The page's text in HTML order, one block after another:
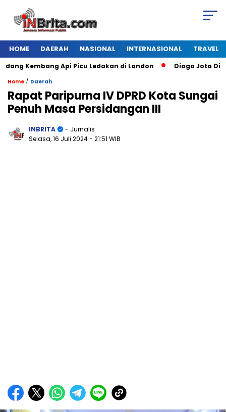
HOME DAERAH NASIONAL INTERNASIONAL TRAVEL
Kembang Api Picu Ledakan di London Diogo Jota Dies in
Home / Daerah
Rapat Paripurna IV DPRD Kota Sungai
Penuh Masa Persidangan III
INBRITA
- Jurnalis
Selasa, 16 Juli 2024- 21:51 WIB